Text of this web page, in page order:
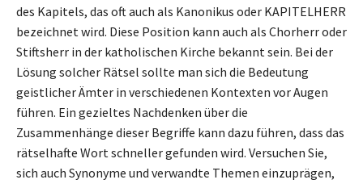
des Kapitels, das oft auch als Kanonikus oder KAPITELHERR
bezeichnet wird. Diese Position kann auch als Chorherr oder
Stiftsherr in der katholischen Kirche bekannt sein. Bei der
Lösung solcher Rätsel sollte man sich die Bedeutung
geistlicher Ämter in verschiedenen Kontexten vor Augen
führen. Ein gezieltes Nachdenken über die
Zusammenhänge dieser Begriffe kann dazu führen, dass das
rätselhafte Wort schneller gefunden wird. Versuchen Sie,
sich auch Synonyme und verwandte Themen einzuprägen,